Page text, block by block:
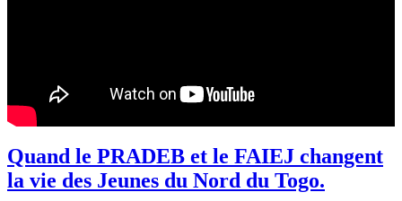
Quand le PRADEB et le FAIEJ changent
la vie des Jeunes du Nord du Togo.